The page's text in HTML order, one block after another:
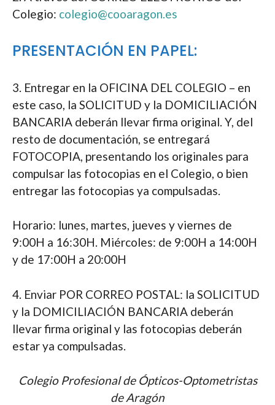
Colegio: colegio@cooaragon.es
PRESENTACIÓN EN PAPEL:
3. Entregar en la OFICINA DEL COLEGIO – en
este caso, la SOLICITUD y la DOMICILIACIÓN
BANCARIA deberán llevar firma original. Y, del
resto de documentación, se entregará
FOTOCOPIA, presentando los originales para
compulsar las fotocopias en el Colegio, o bien
entregar las fotocopias ya compulsadas.
Horario: lunes, martes, jueves y viernes de
9:00H a 16:30H. Miércoles: de 9:00H a 14:00H
y de 17:00H a 20:00H
4. Enviar POR CORREO POSTAL: la SOLICITUD
y la DOMICILIACIÓN BANCARIA deberán
llevar firma original y las fotocopias deberán
estar ya compulsadas.
Colegio Profesional de Ópticos-Optometristas
de Aragón